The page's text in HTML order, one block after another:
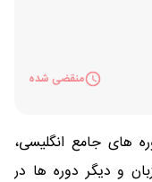
منقضی شده
های جامع انگلیسی،
و دیگر دوره ها در